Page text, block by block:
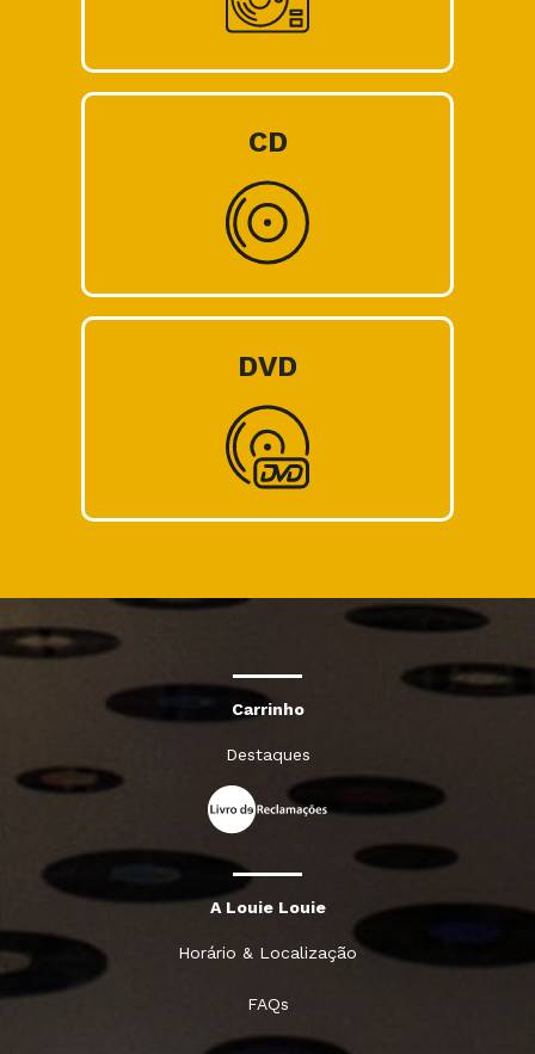
CD
DVD
Carrinho
Destaques
A Louie Louie
Horário & Localização
FAQs